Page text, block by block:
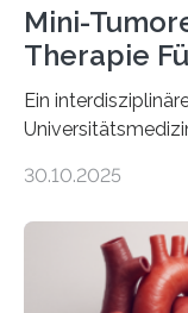
Mini-
Therapie
Ein
behandelt werden
Oncology, zeigen
aus Gewebe von
sogenannte
30.10.2025